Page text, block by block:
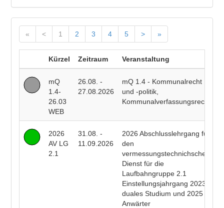
« < 1 2 3 4 5 > »
Kürzel Zeitraum Veranstaltung
mQ
1.4-
26.03
WEB
26.08. -
27.08.2026
mQ 1.4 - Kommunalrecht
und -politik,
Kommunalverfassungsrecht
2026
AV LG
2.1
31.08. -
11.09.2026
2026 Abschlusslehrgang für
den
vermessungstechnichschen
Dienst für die
Laufbahngruppe 2.1
Einstellungsjahrgang 2023
duales Studium und 2025
Anwärter